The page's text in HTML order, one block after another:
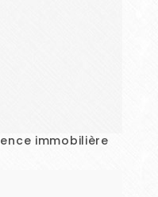
immobilière